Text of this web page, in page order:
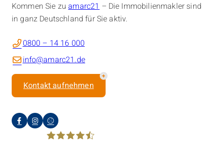
Kommen Sie zuamarc21– Die Immobilienmakler sind
in ganz Deutschland für Sie aktiv.
0800 – 14 16 000
info@amarc21.de
Kontakt aufnehmen